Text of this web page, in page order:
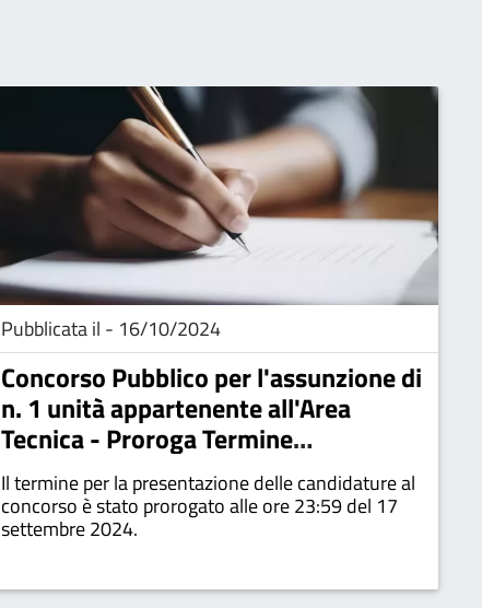
Pubblicata il - 16/10/2024
Concorso Pubblico per l'assunzione di
n. 1 unità appartenente all'Area
Tecnica - Proroga Termine
Candidature
Il termine per la presentazione delle candidature al
concorso è stato prorogato alle ore 23:59 del 17
settembre 2024.